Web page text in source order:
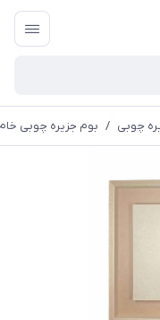
چوبی / بوم جزیره چوبی خام